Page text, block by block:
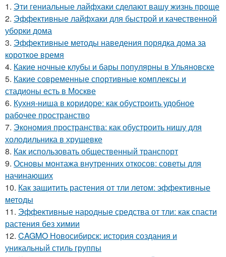
1. Эти гениальные лайфхаки сделают вашу жизнь проще
2. Эффективные лайфхаки для быстрой и качественной
уборки дома
3. Эффективные методы наведения порядка дома за
короткое время
4. Какие ночные клубы и бары популярны в Ульяновске
5. Какие современные спортивные комплексы и
стадионы есть в Москве
6. Кухня-ниша в коридоре: как обустроить удобное
рабочее пространство
7. Экономия пространства: как обустроить нишу для
холодильника в хрущевке
8. Как использовать общественный транспорт
9. Основы монтажа внутренних откосов: советы для
начинающих
10. Как защитить растения от тли летом: эффективные
методы
11. Эффективные народные средства от тли: как спасти
растения без химии
12. CAGMO Новосибирск: история создания и
уникальный стиль группы